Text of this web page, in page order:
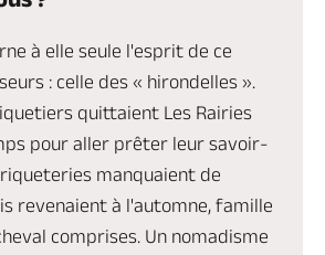
à elle seule l'esprit de ce
: celle des « hirondelles ».
quittaient Les Rairies
pour aller prêter leur savoir-
manquaient de
revenaient à l'automne, famille
comprises. Un nomadisme